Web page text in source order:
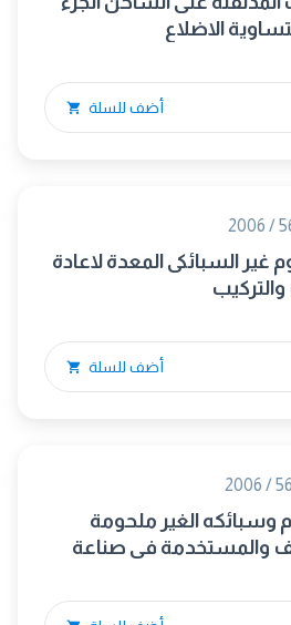
أضف للسلة
قوالب الألومنيوم غير السبائكى المعدة لاعادة
أضف للسلة
وسبائكه الغير ملحومة
والمستخدمة فى صناعة
الحرارية